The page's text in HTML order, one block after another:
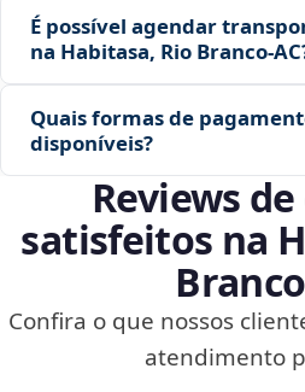
É possível agendar
na Habitasa, Rio
Quais formas de
disponíveis?
Reviews
satisfeitos na
Confira o que nossos
atendimento